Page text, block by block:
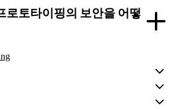
로토타이핑의 보안을 어떻